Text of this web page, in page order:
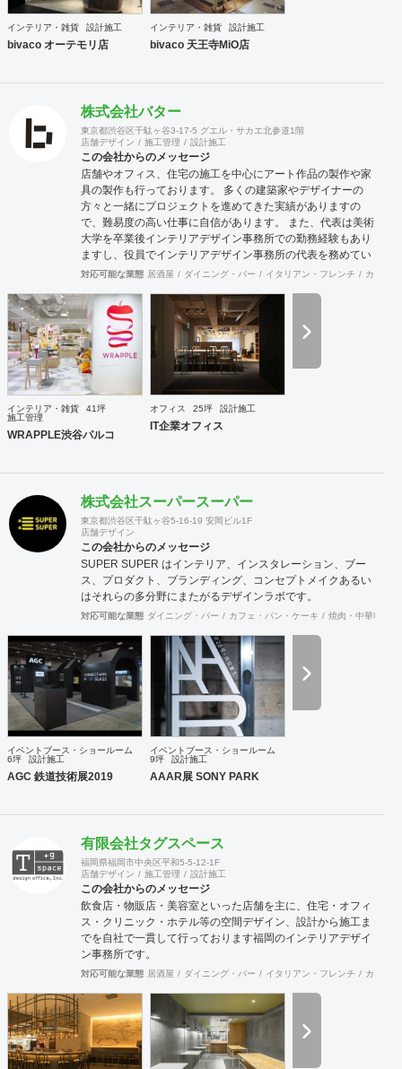
インテリア・雑貨 設計施工
bivaco オーテモリ店
インテリア・雑貨 設計施工
bivaco 天王寺MiO店
株式会社バター
東京都渋谷区千駄ヶ谷3-17-5 グエル・サカエ北参道1階
店舗デザイン
施工管理 設計施工
この会社からのメッセージ
店舗やオフィス、住宅の施工を中心にアート作品の製作や家
具の製作も行っております。 多くの建築家やデザイナーの
方々と一緒にプロジェクトを進めてきた実績がありますの
で、難易度の高い仕事に自信があります。 また、代表は美術
大学を卒業後インテリアデザイン事務所での勤務経験もあり
ますし、役員でインテリアデザイン事務所の代表を務めてい
る者もおり、社内に4名のデザイナーを有しています。 現場
が回らない際は代表自信も現場に出ますので、社内で5名と
専属の外注監理1名の6名で物件規模や内容に応じて割り当て
ています。 さらに自社で木工職人を抱えており、内装工事に
おいて大きなボリュームを締める木工家具の製作には質、量
ともに自信を持っております。 その他、自社で飲食店を経営
しており業態の開発やレシピ提供、仕入先のコーディネー
い様々な引き合いがあります。 大手企業の新業態開発の際の
社外プロジェクトメンバーとしてノウハウ提供などの実績も
対応可能な業態 居酒屋 ダイニング・バー イタリアン・フレンチ カフェ
インテリア・雑貨
41坪
施工管理
WRAPPLE渋谷パルコ
オフィス 25坪 設計施工
IT企業オフィス
株式会社スーパースーパー
東京都渋谷区千駄ヶ谷5-16-19 安岡ビル1F
店舗デザイン
この会社からのメッセージ
SUPER SUPER はインテリア、インスタレーション、ブー
ス、プロダクト、ブランディング、コンセプトメイクあるい
はそれらの多分野にまたがるデザインラボです。
対応可能な業態 ダイニング・バー カフェ・パン・ケーキ 焼肉・中華料理
イベントブース・ショールーム
6坪
設計施工
AGC 鉄道技術展2019
イベントブース・ショールーム
9坪
設計施工
AAAR展 SONY PARK
有限会社タグスペース
福岡県福岡市中央区平和5-5-12-1F
店舗デザイン
施工管理 設計施工
この会社からのメッセージ
飲食店・物販店・美容室といった店舗を主に、住宅・オフィ
ス・クリニック・ホテル等の空間デザイン、設計から施工ま
でを自社で一貫して行っております福岡のインテリアデザイ
ン事務所です。
対応可能な業態 居酒屋 ダイニング・バー イタリアン・フレンチ カフェ